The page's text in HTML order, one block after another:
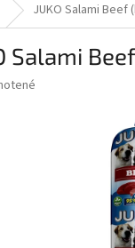
JUKO Salami Beef
Salami